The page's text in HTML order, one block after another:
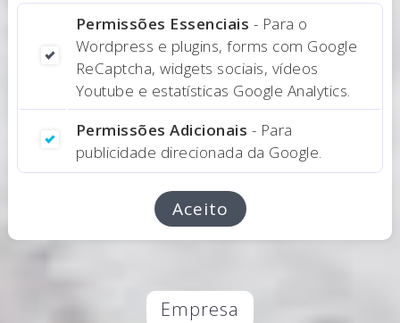
Empresa
Permissões Essenciais - Para o
Wordpress e plugins, forms com Google
ReCaptcha, widgets sociais, vídeos
Youtube e estatísticas Google Analytics.
Permissões Adicionais - Para
publicidade direcionada da Google.
Aceito